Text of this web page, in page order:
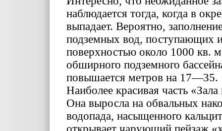
наблюдается тогда, когда в
выпадает. Вероятно,
подземных вод, поступающих
поверхностью около 1000 кв.
обширного подземного
повышается метров на 17—35.
Наиболее красивая часть
Она выросла на обвальных
водопада, насыщенного